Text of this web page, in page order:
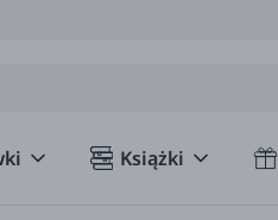
Książki